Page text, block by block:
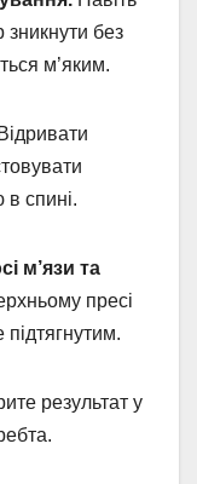
без
м’яким.
Відривати
спині.
м’язи та
пресі
результат у